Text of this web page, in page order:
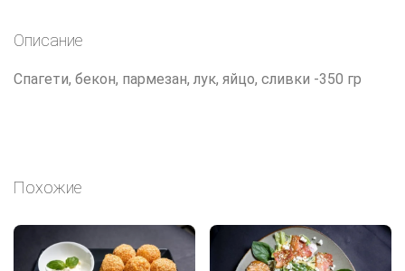
Описание
Спагети, бекон, пармезан, лук, яйцо, сливки -350 гр
Похожие